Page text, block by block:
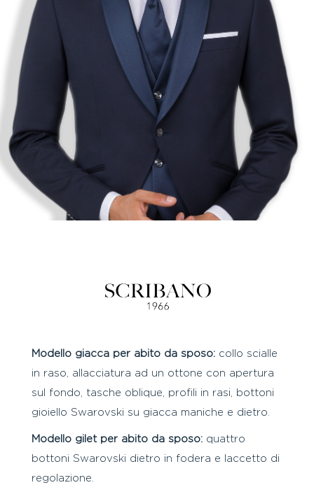
Modello giacca per abito da sposo:collo scialle
in raso, allacciatura ad un ottone con apertura
sul fondo, tasche oblique, profili in rasi, bottoni
gioiello Swarovski su giacca maniche e dietro.
Modello gilet per abito da sposo:quattro
bottoni Swarovski dietro in fodera e laccetto di
regolazione.